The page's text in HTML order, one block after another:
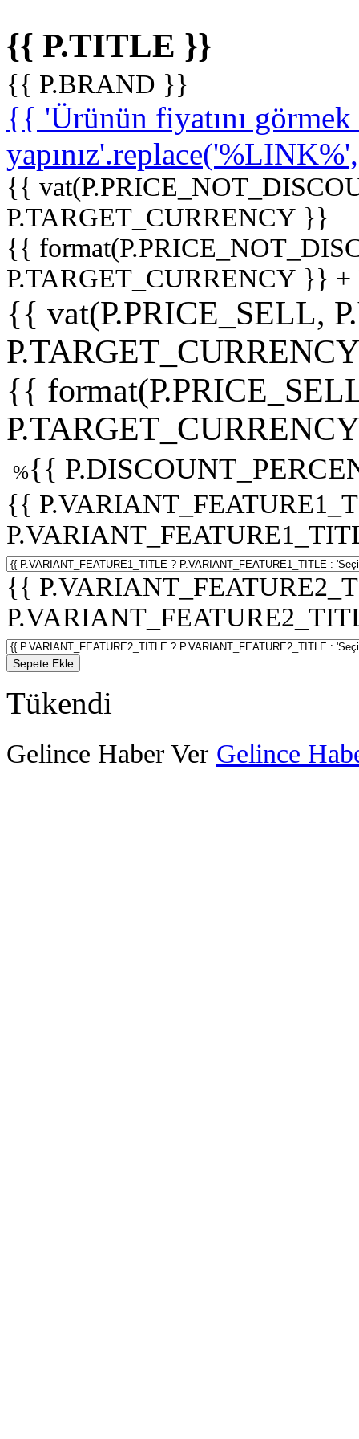
{{ P.TITLE }}
{{ P.BRAND }}
{{ 'Ürünün fiyatını
{{
P.TARGET_CURRENCY }}
{{
P.TARGET_CURRENCY }}
{{ vat(P.PRICE_SELL,
{{
%{{
{{
{{
Sepete Ekle
Tükendi
Gelince Haber Ver Gelince